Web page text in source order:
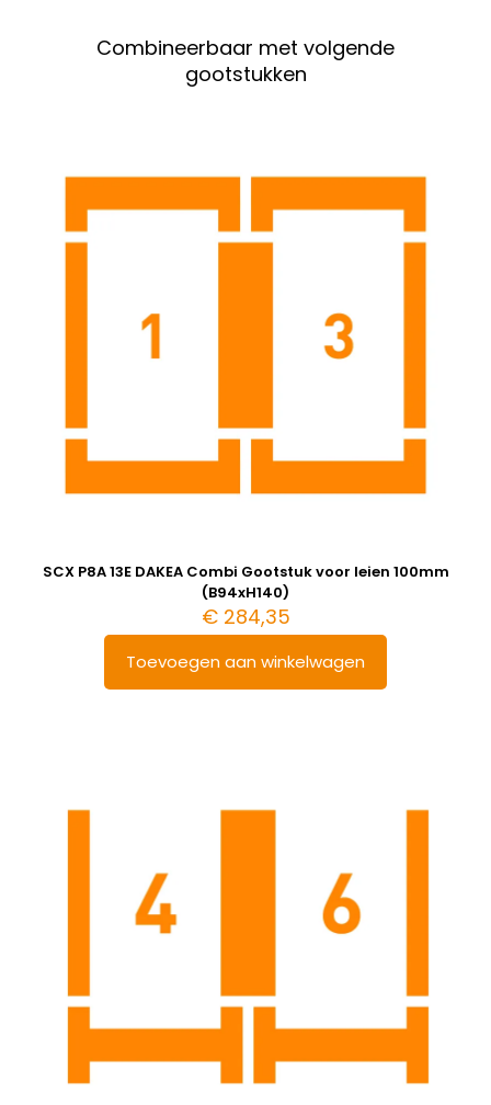
Combineerbaar met volgende
gootstukken
SCX P8A 13E DAKEA Combi Gootstuk voor leien 100mm
(B94xH140)
€284,35
Toevoegen aan winkelwagen